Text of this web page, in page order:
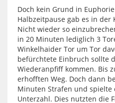
Doch kein Grund in
Halbzeitpause gab es in der
Nicht wieder so
in 20 Minuten lediglich 3
Winkelhaider Tor um Tor
befürchtete Einbruch sollte
Wiederanpfiff kommen. Bis
erhofften Weg. Doch dann
Minuten Strafen und spielte
Unterzahl. Dies nutzten die